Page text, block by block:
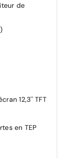
de
12,3'' TFT
en TEP